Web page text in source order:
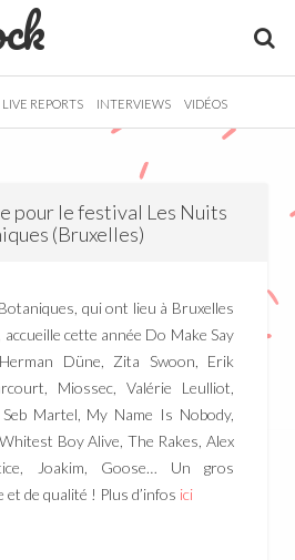
LIVE REPORTS INTERVIEWS VIDÉOS
pour le festival Les Nuits
(Bruxelles)
qui ont lieu à Bruxelles
cette année Do Make Say
Düne, Zita Swoon, Erik
Miossec, Valérie Leulliot,
Martel, My Name Is Nobody,
Boy Alive, The Rakes, Alex
Joakim, Goose… Un gros
et de qualité ! Plus d’infos ici